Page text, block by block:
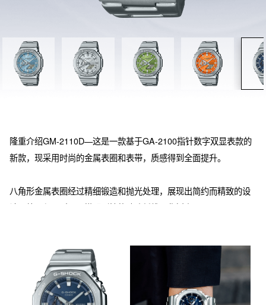
隆重介绍GM-2110D—这是一款基于GA-2100指针数字双显表款的
新款，现采用时尚的金属表圈和表带，质感得到全面提升。
八角形金属表圈经过精细锻造和抛光处理，展现出简约而精致的设
计，外观坚固耐用。搭配刚性的玻璃纤维强化树脂，是G-SHOCK
金属表带与金属表盘的清新配色相互搭配，适合在日常通勤和周末
出街等各种场合佩戴。